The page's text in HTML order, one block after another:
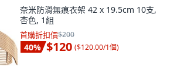
奈米防滑無痕衣架 42 x 19.5cm 10支,
杏色, 1組
首購折扣價$200
40% $120 ($120.00/1個)